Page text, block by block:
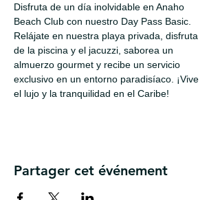
Disfruta de un día inolvidable en Anaho
Beach Club con nuestro Day Pass Basic.
Relájate en nuestra playa privada, disfruta
de la piscina y el jacuzzi, saborea un
almuerzo gourmet y recibe un servicio
exclusivo en un entorno paradisíaco. ¡Vive
el lujo y la tranquilidad en el Caribe!
Partager cet événement